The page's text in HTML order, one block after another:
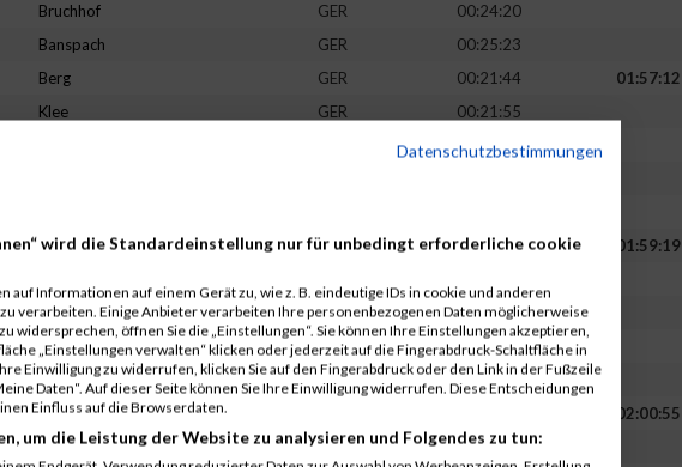
Bruchhof GER
00:24:20
Banspach GER
00:25:23
Berg GER 00:21:44
01:57:12
Klee GER
00:21:55
00:22:07
Urban GER 00:22:15
01:59:19
Welter GER
00:22:24
Krießbach GER
00:26:09
Weyer GER
00:26:11
Reinecke
02:00:55
Zuchel GER
00:22:51
Datenschutzbestimmungen
wird die Standardeinstellung nur für unbedingt erforderliche cookie
Informationen auf einem Gerät zu, wie z. B. eindeutige IDs in cookie und anderen
verarbeiten. Einige Anbieter verarbeiten Ihre personenbezogenen Daten möglicherweise
widersprechen, öffnen Sie die „Einstellungen“. Sie können Ihre Einstellungen akzeptieren,
„Einstellungen verwalten“ klicken oder jederzeit auf die Fingerabdruck-Schaltfläche in
Einwilligung zu widerrufen, klicken Sie auf den Fingerabdruck oder den Link in der Fußzeile
Daten“. Auf dieser Seite können Sie Ihre Einwilligung widerrufen. Diese Entscheidungen
Einfluss auf die Browserdaten.
um die Leistung der Website zu analysieren und Folgendes zu tun: